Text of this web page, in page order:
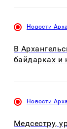
Новости
В
байдарках и
Новости
Медсестру,